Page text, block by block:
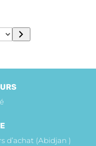
d’achat (Abidjan )